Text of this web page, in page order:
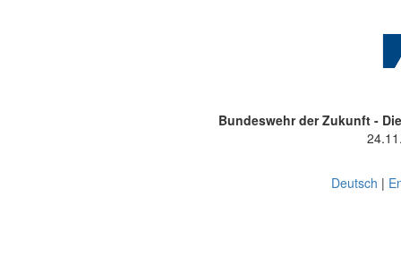
Bundeswehr der Zukunft -
Deutsch |